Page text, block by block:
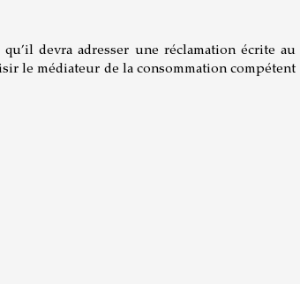
devra adresser une réclamation écrite au
le médiateur de la consommation compétent